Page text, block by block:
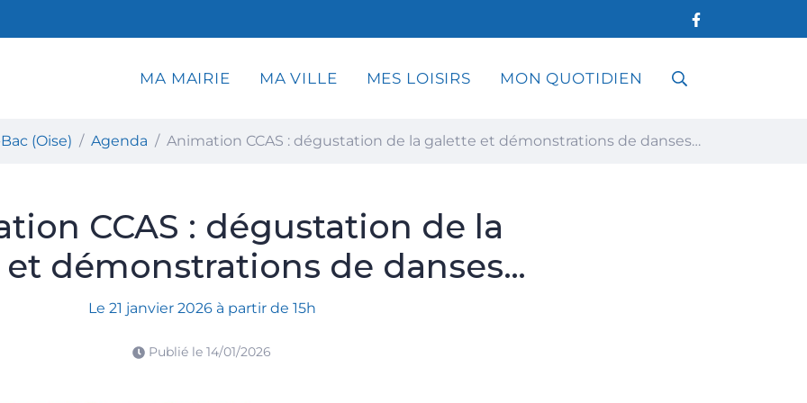
au-Bac (Oise)
MA MAIRIE MA VILLE MES LOISIRS MON QUOTIDIEN RECHERCHE
FERMER
(Oise) Agenda Animation CCAS : dégustation de la galette et démonstrations de danses…
CCAS : dégustation de la
démonstrations de danses…
Le 21 janvier 2026 à partir de 15h
Publié le 14/01/2026